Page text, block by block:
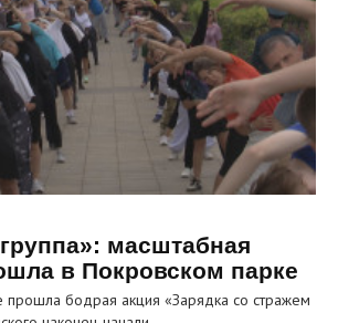
масштабная
в Покровском парке
прошла бодрая акция «Зарядка со стражем